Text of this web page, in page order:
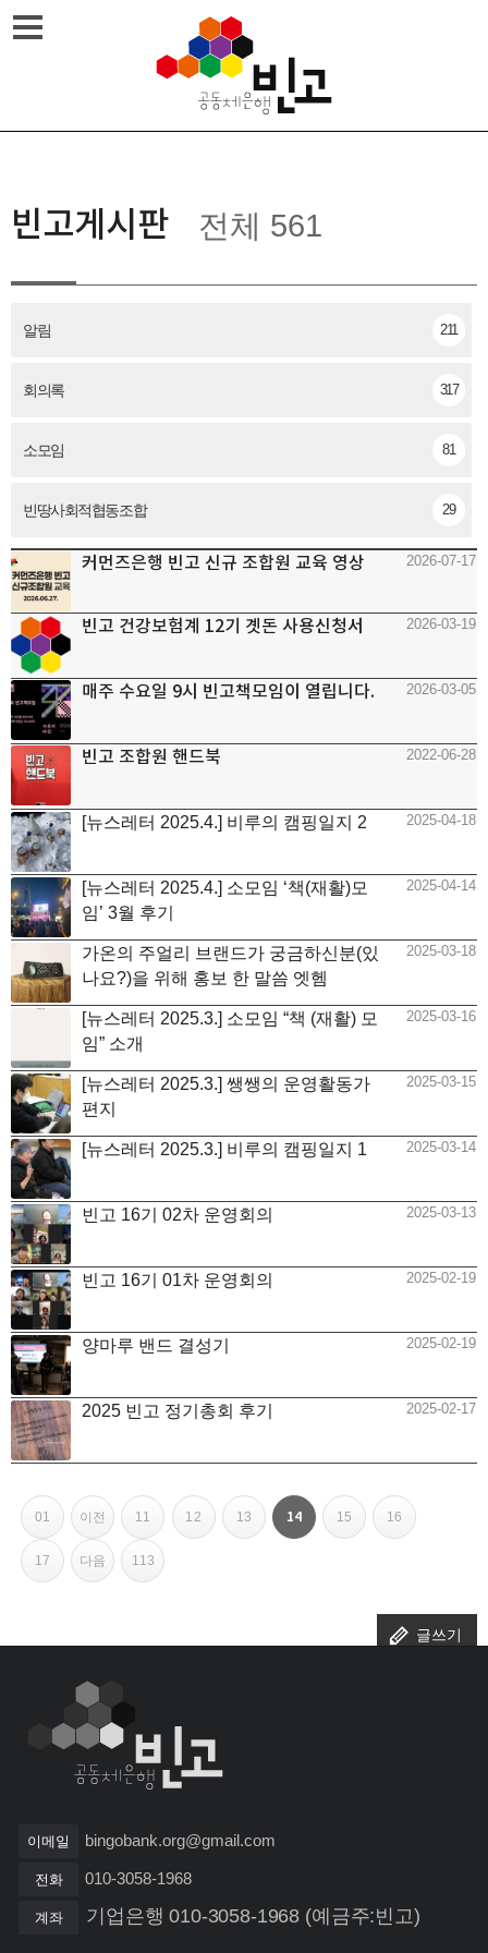
Skip
to
빈고게시판 전체 561
알림 211
회의록 317
소모임 81
빈땅사회적협동조합 29
커먼즈은행 빈고 신규 조합원 교육 영상 2026-07-17
빈고 건강보험계 12기 곗돈 사용신청서 2026-03-19
매주 수요일 9시 빈고책모임이 열립니다. 2026-03-05
빈고 조합원 핸드북 2022-06-28
[뉴스레터 2025.4.] 비루의 캠핑일지 2 2025-04-18
[뉴스레터 2025.4.] 소모임 ‘책(재활)모
임’ 3월 후기
2025-04-14
가온의 주얼리 브랜드가 궁금하신분(있
나요?)을 위해 홍보 한 말씀 엣헴
2025-03-18
[뉴스레터 2025.3.] 소모임 “책 (재활) 모
임” 소개
2025-03-16
[뉴스레터 2025.3.] 쌩쌩의 운영활동가
편지
2025-03-15
[뉴스레터 2025.3.] 비루의 캠핑일지 1 2025-03-14
빈고 16기 02차 운영회의 2025-03-13
빈고 16기 01차 운영회의 2025-02-19
양마루 밴드 결성기 2025-02-19
2025 빈고 정기총회 후기 2025-02-17
페
이
지
션
01
페이지
이전
페이지
11
페이지
12
페이지
13
페이지
열린
14
페이지
15
페이지
16
페이지
17
페이지
다음
페이지
113
페이지
글쓰기
이메일 bingobank.org@gmail.com
전화 010-3058-1968
계좌 기업은행 010-3058-1968 (예금주:빈고)